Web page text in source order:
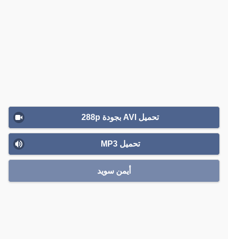
تحميل AVI بجودة 288p
تحميل MP3
أيمن سويد